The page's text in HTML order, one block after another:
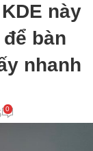
này
bàn
nhanh
0